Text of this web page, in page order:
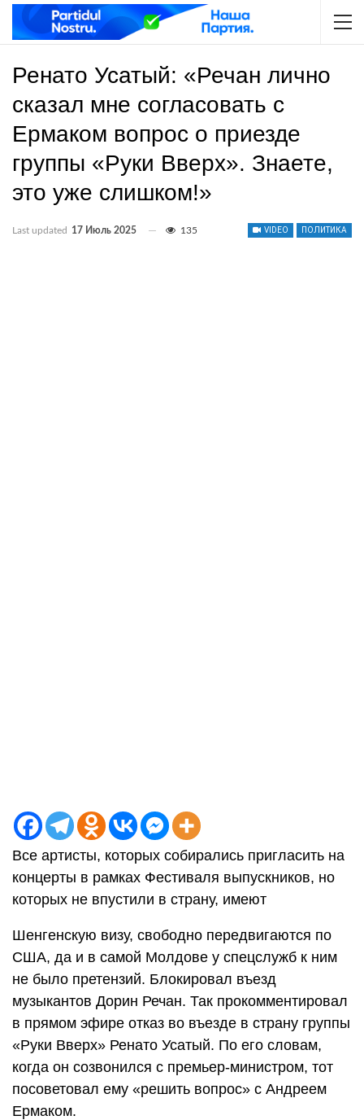
Ренато Усатый: «Речан лично
сказал мне согласовать с
Ермаком вопрос о приезде
группы «Руки Вверх». Знаете,
это уже слишком!»
VIDEO ПОЛИТИКА
Last updated 17 Июль 2025 135
Все артисты, которых собирались пригласить на
концерты в рамках Фестиваля выпускников, но
которых не впустили в страну, имеют
Шенгенскую визу, свободно передвигаются по
США, да и в самой Молдове у спецслужб к ним
не было претензий. Блокировал въезд
музыкантов Дорин Речан. Так прокомментировал
в прямом эфире отказ во въезде в страну группы
«Руки Вверх» Ренато Усатый. По его словам,
когда он созвонился с премьер-министром, тот
посоветовал ему «решить вопрос» с Андреем
Ермаком.